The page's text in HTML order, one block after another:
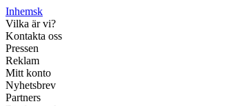
Inhemsk
Vilka är vi?
Kontakta oss
Pressen
Reklam
Mitt konto
Nyhetsbrev
Partners